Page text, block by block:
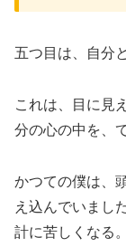
五つ目は、自分
これは、目に見
分の心の中を、
かつての僕は、
え込んでいまし
計に苦しくなる